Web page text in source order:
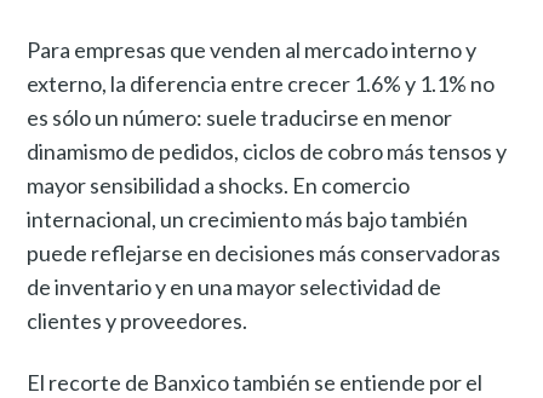
Para empresas que venden al mercado interno y
externo, la diferencia entre crecer 1.6% y 1.1% no
es sólo un número: suele traducirse en menor
dinamismo de pedidos, ciclos de cobro más tensos y
mayor sensibilidad a shocks. En comercio
internacional, un crecimiento más bajo también
puede reflejarse en decisiones más conservadoras
de inventario y en una mayor selectividad de
clientes y proveedores.
El recorte de Banxico también se entiende por el